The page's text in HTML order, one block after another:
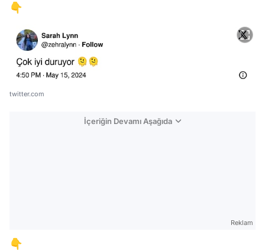
👇
twitter.com
İçeriğin Devamı Aşağıda
Reklam
👇